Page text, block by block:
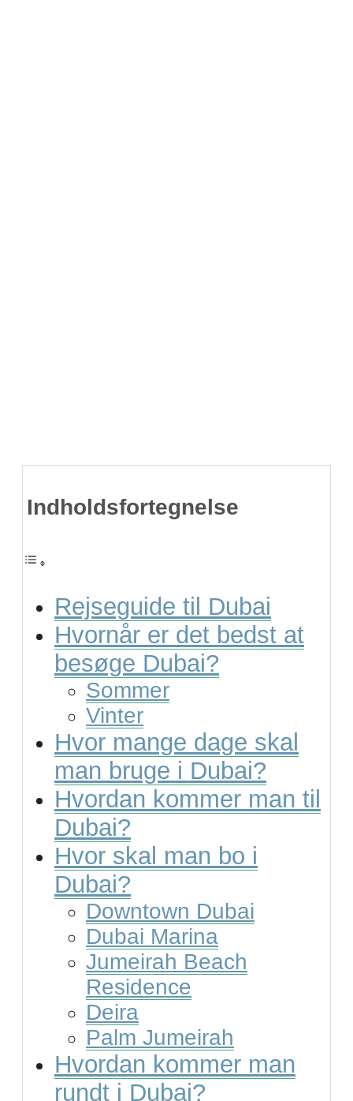
Indholdsfortegnelse
Rejseguide til Dubai
Hvornår er det bedst at
besøge Dubai?
Sommer
Vinter
Hvor mange dage skal
man bruge i Dubai?
Hvordan kommer man til
Dubai?
Hvor skal man bo i
Dubai?
Downtown Dubai
Dubai Marina
Jumeirah Beach
Residence
Deira
Palm Jumeirah
Hvordan kommer man
rundt i Dubai?